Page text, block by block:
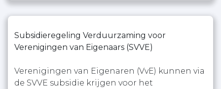
Subsidieregeling Verduurzaming voor
Verenigingen van Eigenaars (SVVE)
Verenigingen van Eigenaren (VvE) kunnen via
de SVVE subsidie krijgen voor het